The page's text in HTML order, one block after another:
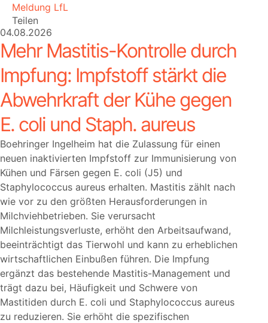
Meldung LfL
Teilen
04.08.2026
Mehr Mastitis-Kontrolle durch
Impfung: Impfstoff stärkt die
Abwehrkraft der Kühe gegen
E. coli und Staph. aureus
Boehringer Ingelheim hat die Zulassung für einen
neuen inaktivierten Impfstoff zur Immunisierung von
Kühen und Färsen gegen E. coli (J5) und
Staphylococcus aureus erhalten. Mastitis zählt nach
wie vor zu den größten Herausforderungen in
Milchviehbetrieben. Sie verursacht
Milchleistungsverluste, erhöht den Arbeitsaufwand,
beeinträchtigt das Tierwohl und kann zu erheblichen
wirtschaftlichen Einbußen führen. Die Impfung
ergänzt das bestehende Mastitis-Management und
trägt dazu bei, Häufigkeit und Schwere von
Mastitiden durch E. coli und Staphylococcus aureus
zu reduzieren. Sie erhöht die spezifischen